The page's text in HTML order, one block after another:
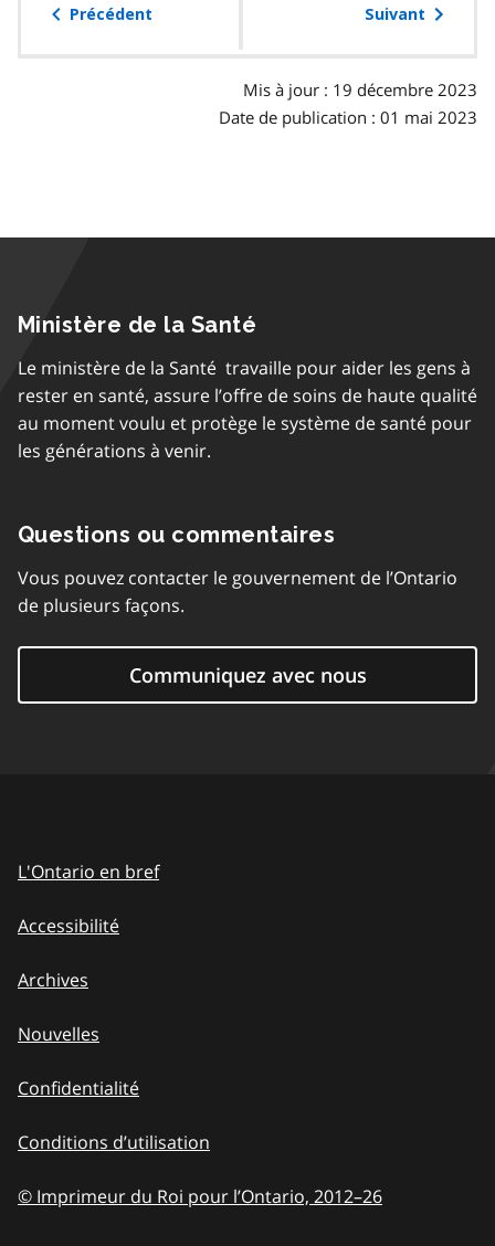
table
Précédent Suivant
Mis à jour : 19 décembre 2023
Date de publication : 01 mai 2023
Ministère de la Santé
Le ministère de la Santé travaille pour aider les gens à
rester en santé, assure l’offre de soins de haute qualité
au moment voulu et protège le système de santé pour
les générations à venir.
Questions ou commentaires
Vous pouvez contacter le gouvernement de l’Ontario
de plusieurs façons.
Communiquez avec nous
L'Ontario en bref
Accessibilité
Archives
Nouvelles
Confidentialité
Conditions d’utilisation
© Imprimeur du Roi pour l’Ontario, 2012–to
26